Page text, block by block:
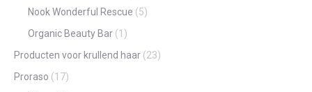
Nook Wonderful Rescue (5)
Organic Beauty Bar (1)
Producten voor krullend haar (23)
Proraso (17)